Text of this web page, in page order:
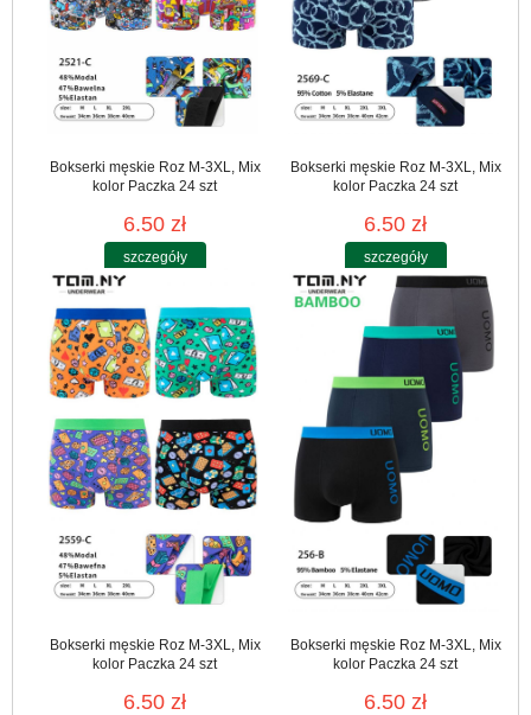
Bokserki męskie Roz M-3XL, Mix
kolor Paczka 24 szt
6.50 zł
szczegóły
Bokserki męskie Roz M-3XL, Mix
kolor Paczka 24 szt
6.50 zł
szczegóły
Bokserki męskie Roz M-3XL, Mix
kolor Paczka 24 szt
6.50 zł
Bokserki męskie Roz M-3XL, Mix
kolor Paczka 24 szt
6.50 zł